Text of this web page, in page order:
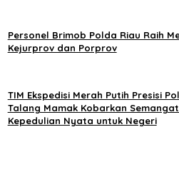
Personel Brimob Polda Riau Raih
Kejurprov dan Porprov
TIM Ekspedisi Merah Putih Presisi
Talang Mamak Kobarkan
Kepedulian Nyata untuk Negeri